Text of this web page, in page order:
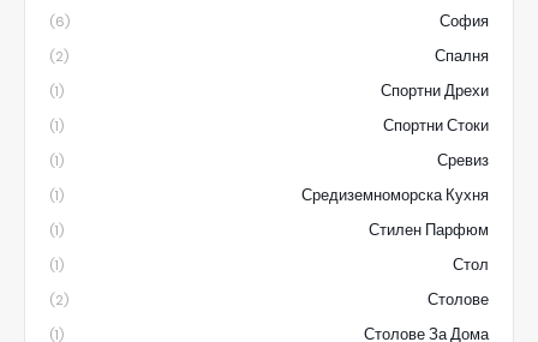
София
(6)
Спалня
(2)
Спортни Дрехи
(1)
Спортни Стоки
(1)
Сревиз
(1)
Средиземноморска Кухня
(1)
Стилен Парфюм
(1)
Стол
(1)
Столове
(2)
Столове За Дома
(1)